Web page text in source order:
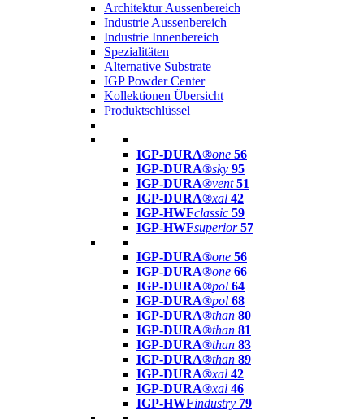
Architektur Aussenbereich
Industrie Aussenbereich
Industrie Innenbereich
Spezialitäten
Alternative Substrate
IGP Powder Center
Kollektionen Übersicht
Produktschlüssel
IGP-DURA®one 56
IGP-DURA®sky 95
IGP-DURA®vent 51
IGP-DURA®xal 42
IGP-HWFclassic 59
IGP-HWFsuperior 57
IGP-DURA®one 56
IGP-DURA®one 66
IGP-DURA®pol 64
IGP-DURA®pol 68
IGP-DURA®than 80
IGP-DURA®than 81
IGP-DURA®than 83
IGP-DURA®than 89
IGP-DURA®xal 42
IGP-DURA®xal 46
IGP-HWFindustry 79